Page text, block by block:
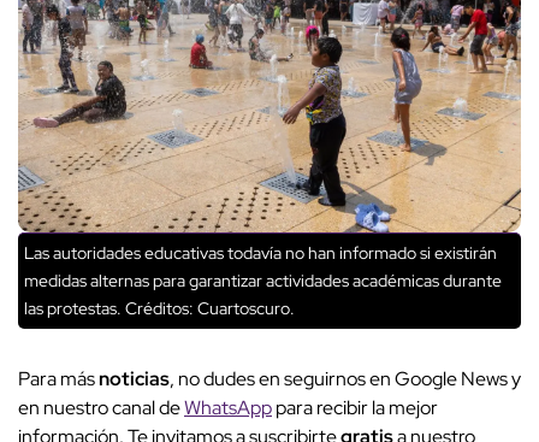
Las autoridades educativas todavía no han informado si existirán
medidas alternas para garantizar actividades académicas durante
las protestas. Créditos: Cuartoscuro.
Para másnoticias, no dudes en seguirnos en Google News y
en nuestro canal deWhatsApppara recibir la mejor
información. Te invitamos a suscribirtegratisa nuestro